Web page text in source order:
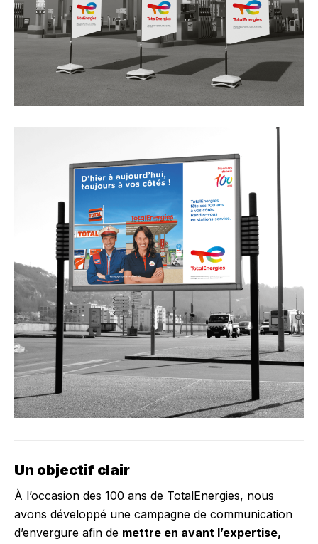
Un objectif clair
À l’occasion des 100 ans de TotalEnergies, nous
avons développé une campagne de communication
d’envergure afin de mettre en avant l’expertise,